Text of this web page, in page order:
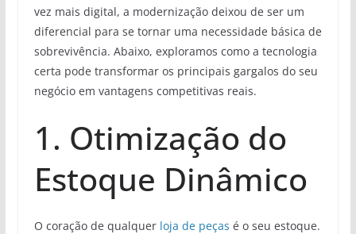
vez mais digital, a modernização deixou de ser um
diferencial para se tornar uma necessidade básica de
sobrevivência. Abaixo, exploramos como a tecnologia
certa pode transformar os principais gargalos do seu
negócio em vantagens competitivas reais.
1. Otimização do
Estoque Dinâmico
O coração de qualquer loja de peças é o seu estoque.